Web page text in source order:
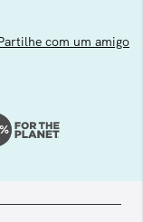
com um amigo